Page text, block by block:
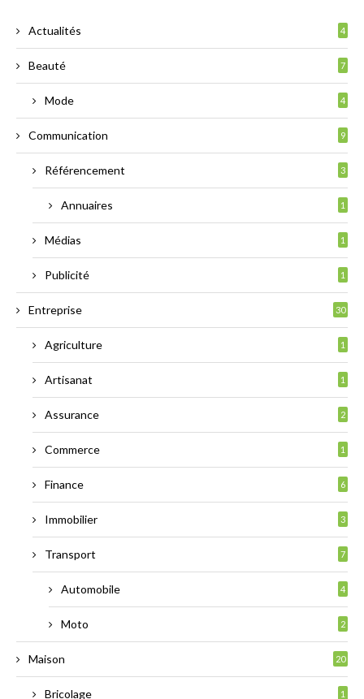
Actualités 4
Beauté 7
Mode 4
Communication 9
Référencement 3
Annuaires 1
Médias 1
Publicité 1
Entreprise 30
Agriculture 1
Artisanat 1
Assurance 2
Commerce 1
Finance 6
Immobilier 3
Transport 7
Automobile 4
Moto 2
Maison 20
Bricolage 1